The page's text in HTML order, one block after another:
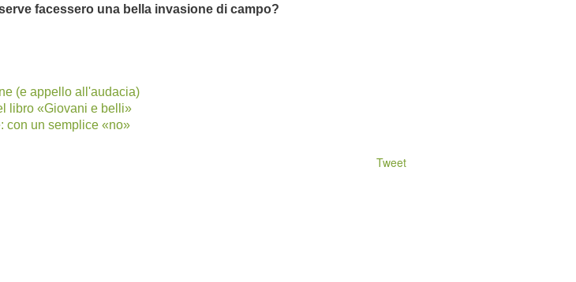
facessero una bella invasione di campo?
(e appello all'audacia)
libro «Giovani e belli»
con un semplice «no»
Tweet